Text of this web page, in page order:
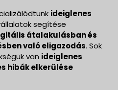
ideiglenes
segítése
átalakulásban és
való eligazodás. Sok
van ideiglenes
hibák elkerülése